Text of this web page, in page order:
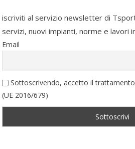
iscriviti al servizio newsletter di
servizi, nuovi impianti, norme e lavori
Email
Sottoscrivendo, accetto il
(UE 2016/679)